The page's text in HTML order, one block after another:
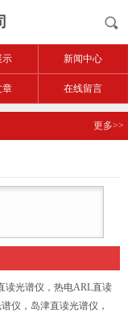
示 新闻中心
章 在线留言
更多>>
读光谱仪，热电ARL直读
仪，岛津直读光谱仪，